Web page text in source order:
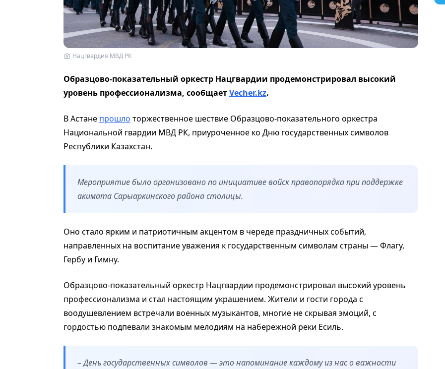
Нацгвардия МВД РК
Образцово-показательный оркестр Нацгвардии продемонстрировал высокий
уровень профессионализма, сообщаетVecher.kz.
В Астане прошло торжественное шествие Образцово-показательного оркестра
Национальной гвардии МВД РК, приуроченное ко Дню государственных символов
Республики Казахстан.
Мероприятие было организовано по инициативе войск правопорядка при поддержке
акимата Сарыаркинского района столицы.
Оно стало ярким и патриотичным акцентом в череде праздничных событий,
направленных на воспитание уважения к государственным символам страны — Флагу,
Гербу и Гимну.
Образцово-показательный оркестр Нацгвардии продемонстрировал высокий уровень
профессионализма и стал настоящим украшением. Жители и гости города с
воодушевлением встречали военных музыкантов, многие не скрывая эмоций, с
гордостью подпевали знакомым мелодиям на набережной реки Есиль.
– День государственных символов — это напоминание каждому из нас о важности